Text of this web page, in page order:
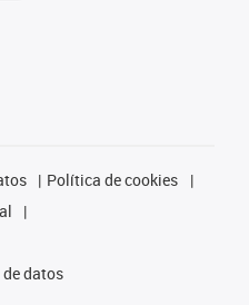
Política de cookies
datos